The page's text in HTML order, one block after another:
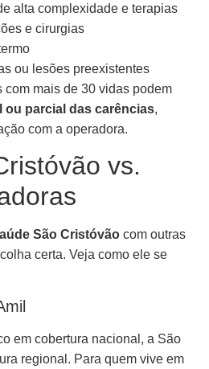
alta complexidade e terapias
e cirurgias
ou lesões preexistentes
com mais de 30 vidas podem
ou parcial das carências,
com a operadora.
vs.
São Cristóvão com outras
certa. Veja como ele se
em cobertura nacional, a São
regional. Para quem vive em